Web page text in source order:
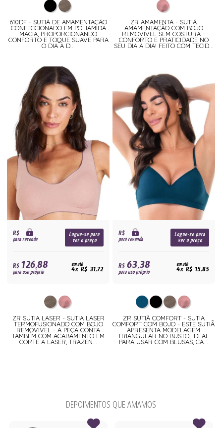
610DF - SUTIÃ DE AMAMENTAÇÃO
CONFECCIONADO EM POLIAMIDA
MACIA, PROPORCIONANDO
CONFORTO E TOQUE SUAVE PARA
O DIA A D...
ZR AMAMENTA - SUTIÃ
AMAMENTAÇÃO COM BOJO
REMOVÍVEL SEM COSTURA -
CONFORTO E PRATICIDADE NO
SEU DIA A DIA! FEITO COM TECID...
R$
para revenda
Logue-se para
ver o preço
R$126,88
para uso próprio
em até
4x R$ 31,72
ZR SUTIA LASER - SUTIA LASER
TERMOFUSIONADO COM BOJO
REMOVIVEL - A PEÇA CONTA
TAMBÉM COM ACABAMENTO EM
CORTE A LASER, TRAZEN...
R$
para revenda
Logue-se para
ver o preço
R$63,38
para uso próprio
em até
4x R$ 15,85
ZR SUTIÃ COMFORT - SUTIA
COMFORT COM BOJO - ESTE SUTIÃ
APRESENTA MODELAGEM
TRIANGULAR NO BUSTO, IDEAL
PARA USAR COM BLUSAS, CA...
DEPOIMENTOS QUE AMAMOS